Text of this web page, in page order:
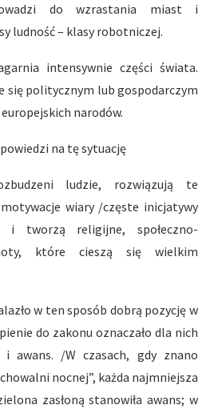
do wzrastania miast i
ludność – klasy robotniczej.
intensywnie części świata.
się politycznym lub gospodarczym
narodów.
na tę sytuację
ludzie, rozwiązują te
wiary /częste inicjatywy
i tworzą religijne, społeczno-
które cieszą się wielkim
w ten sposób dobrą pozycję w
do zakonu oznaczało dla nich
i awans. /W czasach, gdy znano
nocnej”, każda najmniejsza
zasłoną stanowiła awans; w